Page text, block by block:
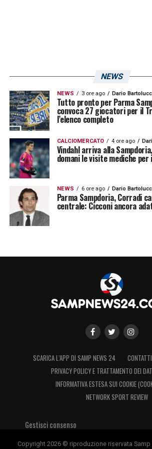
NEWS
NEWS 3 ore ago Dario
Tutto pronto per Parma
convoca 27 giocatori per il
l’elenco completo
CALCIOMERCATO 4 ore ago
Vindahl arriva alla
domani le visite mediche
NEWS 6 ore ago Dario
Parma Sampdoria, Corradi
centrale: Cicconi ancora
SCARICA L’APP DI SAMP NEWS 24 CONTATTI
PRIVACY POLICY E TRATTAMENTO DEI
INFORMATIVA ESTESA SUI COOKIE
NETWORK SPORT REVIEW
Gestisci consenso
Copyright 2026 © riproduzione riservata Samp